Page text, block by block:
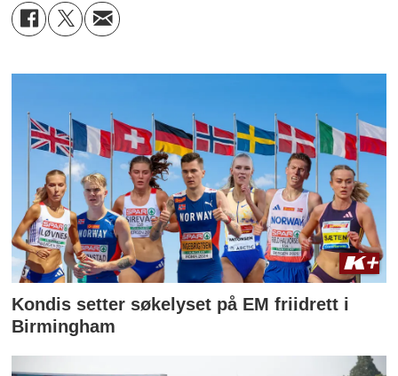
Kondis setter søkelyset på EM friidrett i
Birmingham